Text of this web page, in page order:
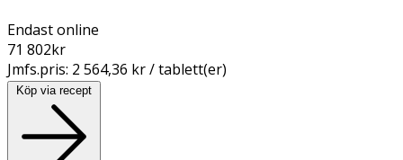
Endast online
71 802kr
Jmfs.pris: 2 564,36 kr / tablett(er)
Köp via recept